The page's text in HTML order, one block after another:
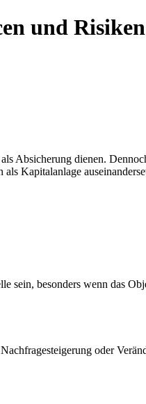
und Risiken
Absicherung dienen.
Kapitalanlage
sein, besonders wenn das
oder